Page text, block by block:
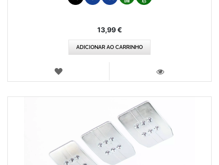
13,99 €
ADICIONAR AO CARRINHO
LISTA